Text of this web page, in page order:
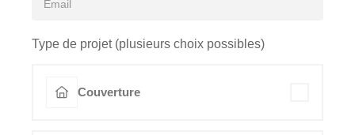
Type de projet (plusieurs choix possibles)
Couverture